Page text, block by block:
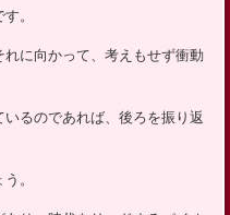
。
に向かって、考えもせず衝動
るのであれば、後ろを振り返
。